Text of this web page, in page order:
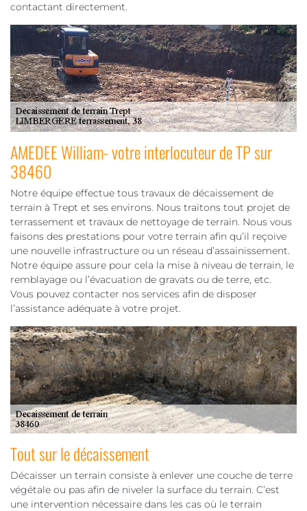
contactant directement.
AMEDEE William- votre interlocuteur de TP sur
38460
Notre équipe effectue tous travaux de décaissement de
terrain à Trept et ses environs. Nous traitons tout projet de
terrassement et travaux de nettoyage de terrain. Nous vous
faisons des prestations pour votre terrain afin qu’il reçoive
une nouvelle infrastructure ou un réseau d’assainissement.
Notre équipe assure pour cela la mise à niveau de terrain, le
remblayage ou l’évacuation de gravats ou de terre, etc.
Vous pouvez contacter nos services afin de disposer
l’assistance adéquate à votre projet.
Tout sur le décaissement
Décaisser un terrain consiste à enlever une couche de terre
végétale ou pas afin de niveler la surface du terrain. C’est
une intervention nécessaire dans les cas où le terrain